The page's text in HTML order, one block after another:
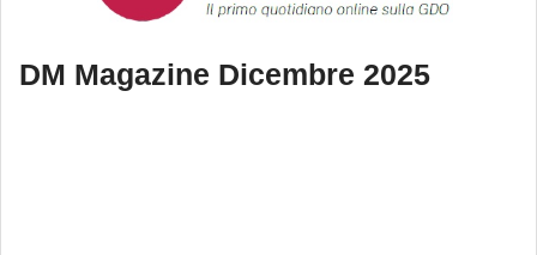
DM Magazine Dicembre 2025